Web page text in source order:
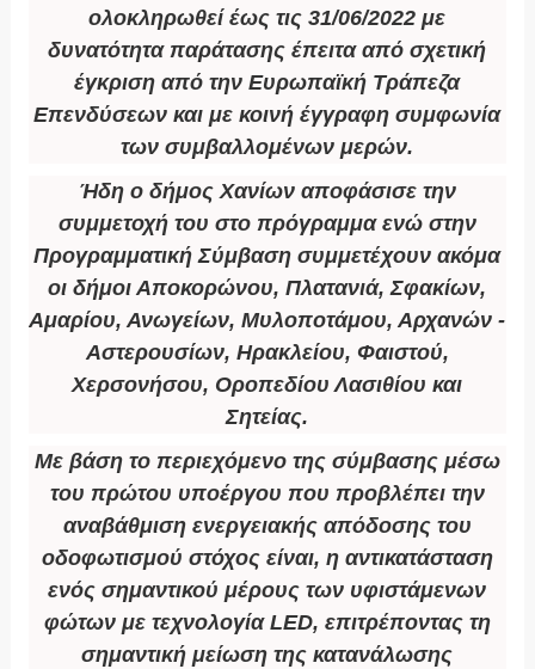
ολοκληρωθεί έως τις 31/06/2022 με
δυνατότητα παράτασης έπειτα από σχετική
έγκριση από την Ευρωπαϊκή Τράπεζα
Επενδύσεων και με κοινή έγγραφη συμφωνία
των συμβαλλομένων μερών.
Ήδη ο δήμος Χανίων αποφάσισε την
συμμετοχή του στο πρόγραμμα ενώ στην
Προγραμματική Σύμβαση συμμετέχουν ακόμα
οι δήμοι Αποκορώνου, Πλατανιά, Σφακίων,
Αμαρίου, Ανωγείων, Μυλοποτάμου, Αρχανών -
Αστερουσίων, Ηρακλείου, Φαιστού,
Χερσονήσου, Οροπεδίου Λασιθίου και
Σητείας.
Με βάση το περιεχόμενο της σύμβασης μέσω
του πρώτου υποέργου που προβλέπει την
αναβάθμιση ενεργειακής απόδοσης του
οδοφωτισμού στόχος είναι, η αντικατάσταση
ενός σημαντικού μέρους των υφιστάμενων
φώτων με τεχνολογία LED, επιτρέποντας τη
σημαντική μείωση της κατανάλωσης